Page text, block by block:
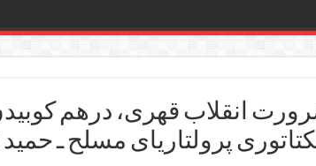
انقلاب قهری، درهم
پرولتاریای مسلح ـ